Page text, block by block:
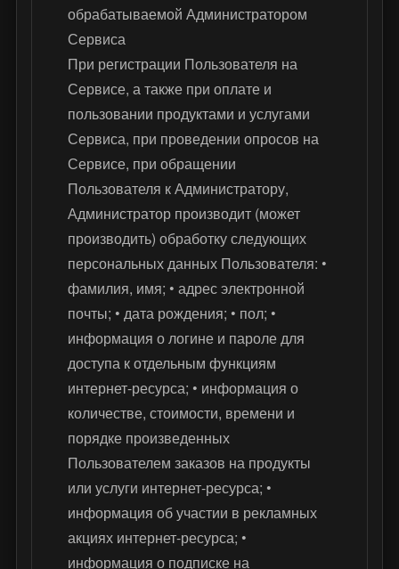
обрабатываемой Администратором
Сервиса
При регистрации Пользователя на
Сервисе, а также при оплате и
пользовании продуктами и услугами
Сервиса, при проведении опросов на
Сервисе, при обращении
Пользователя к Администратору,
Администратор производит (может
производить) обработку следующих
персональных данных Пользователя: •
фамилия, имя; • адрес электронной
почты; • дата рождения; • пол; •
информация о логине и пароле для
доступа к отдельным функциям
интернет-ресурса; • информация о
количестве, стоимости, времени и
порядке произведенных
Пользователем заказов на продукты
или услуги интернет-ресурса; •
информация об участии в рекламных
акциях интернет-ресурса; •
информация о подписке на